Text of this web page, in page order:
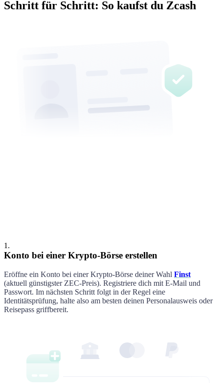
Schritt für Schritt: So kaufst du Zcash
1 .
Konto bei einer Krypto-Börse erstellen
Eröffne ein Konto bei einer Krypto-Börse deiner Wahl Finst
(aktuell günstigster ZEC-Preis). Registriere dich mit E-Mail und
Passwort. Im nächsten Schritt folgt in der Regel eine
Identitätsprüfung, halte also am besten deinen Personalausweis oder
Reisepass griffbereit.